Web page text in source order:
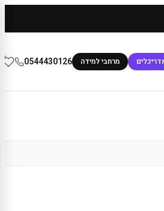
מרחבי למידה 0544430126